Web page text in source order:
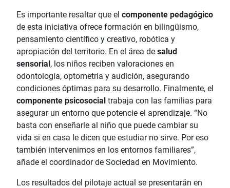
Es importante resaltar que el componente pedagógico
de esta iniciativa ofrece formación en bilingüismo,
pensamiento científico y creativo, robótica y
apropiación del territorio. En el área de salud
sensorial, los niños reciben valoraciones en
odontología, optometría y audición, asegurando
condiciones óptimas para su desarrollo. Finalmente, el
componente psicosocial trabaja con las familias para
asegurar un entorno que potencie el aprendizaje. “No
basta con enseñarle al niño que puede cambiar su
vida si en casa le dicen que estudiar no sirve. Por eso
también intervenimos en los entornos familiares”,
añade el coordinador de Sociedad en Movimiento.
Los resultados del pilotaje actual se presentarán en